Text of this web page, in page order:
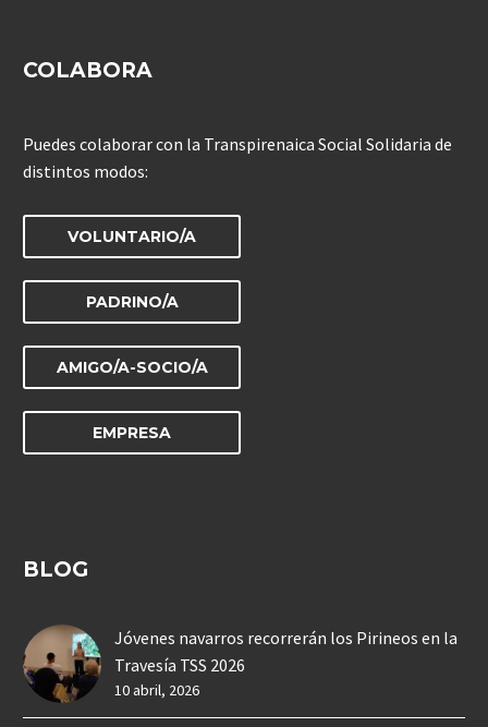
COLABORA
Puedes colaborar con la Transpirenaica Social Solidaria de
distintos modos:
VOLUNTARIO/A
PADRINO/A
AMIGO/A-SOCIO/A
EMPRESA
BLOG
Jóvenes navarros recorrerán los Pirineos en la
Travesía TSS 2026
10 abril, 2026